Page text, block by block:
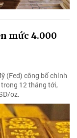
mức 4.000
(Fed) công bố chính
12 tháng tới,
oz.